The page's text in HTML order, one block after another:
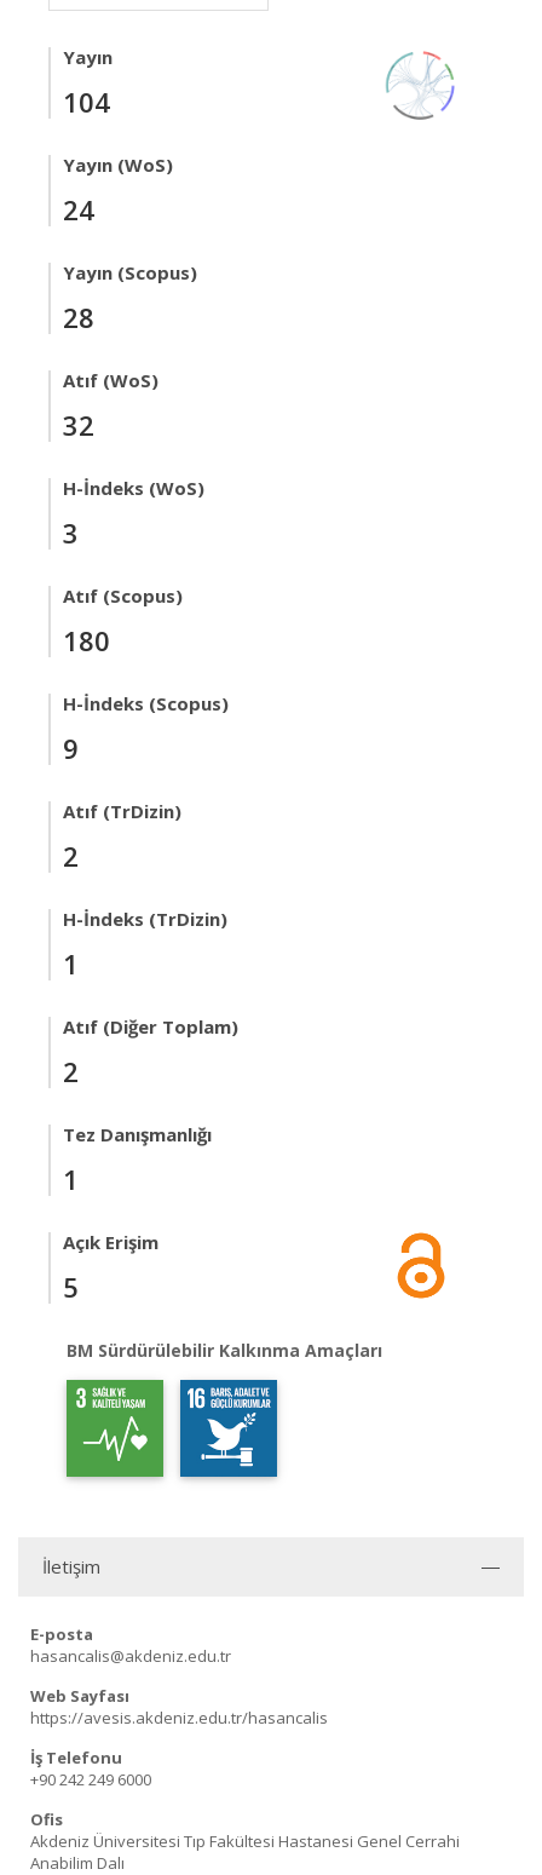
Yayın
104
Yayın (WoS)
24
Yayın (Scopus)
28
Atıf (WoS)
32
H-İndeks (WoS)
3
Atıf (Scopus)
180
H-İndeks (Scopus)
9
Atıf (TrDizin)
2
H-İndeks (TrDizin)
1
Atıf (Diğer Toplam)
2
Tez Danışmanlığı
1
Açık Erişim
5
BM Sürdürülebilir Kalkınma Amaçları
İletişim
E-posta
hasancalis@akdeniz.edu.tr
Web Sayfası
https://avesis.akdeniz.edu.tr/hasancalis
İş Telefonu
+90 242 249 6000
Ofis
Akdeniz Üniversitesi Tıp Fakültesi Hastanesi Genel Cerrahi
Anabilim Dalı